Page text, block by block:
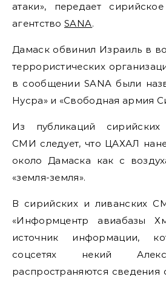
атаки», передает
агентствоSANA.
Дамаск обвинил Израиль в
террористических
в сообщении SANA были
Нусра» и «Свободная армия
Из публикаций сирийских
СМИ следует, что ЦАХАЛ
около Дамаска как с
«земля-земля».
В сирийских и ливанских
«Информцентр авиабазы
источник информации,
соцсетях некий
распространяются сведения